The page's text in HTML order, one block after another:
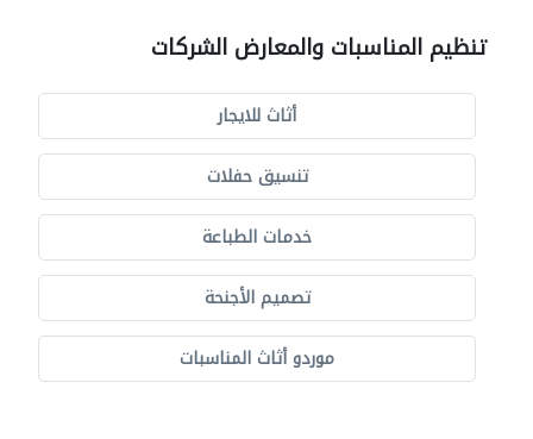
تنظيم المناسبات والمعارض الشركات
أثاث للايجار
تنسيق حفلات
خدمات الطباعة
تصميم الأجنحة
موردو أثاث المناسبات